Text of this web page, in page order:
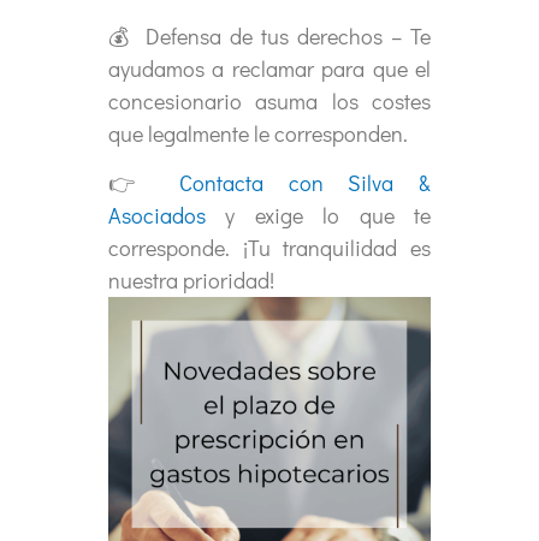
💰 Defensa de tus derechos – Te
ayudamos a reclamar para que el
concesionario asuma los costes
que legalmente le corresponden.
👉 Contacta con Silva &
Asociados y exige lo que te
corresponde. ¡Tu tranquilidad es
nuestra prioridad!